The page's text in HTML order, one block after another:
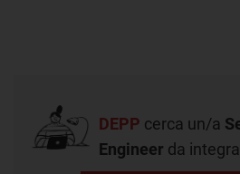
DEPP cerca un/a
Engineer da